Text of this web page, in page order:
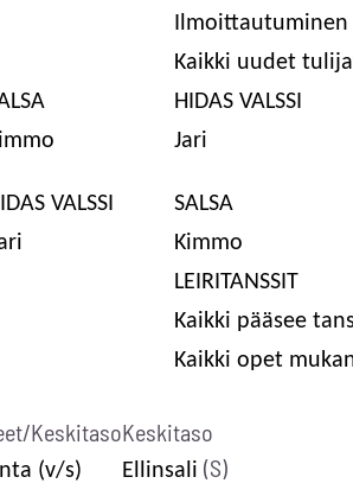
Ilmoittautuminen
Kaikki uudet
HIDAS VALSSI
Jari
VALSSI
SALSA
Kimmo
LEIRITANSSIT
Kaikki pääsee
Kaikki opet
Keskitaso
(v/s)
Keskitaso
Ellinsali (S)